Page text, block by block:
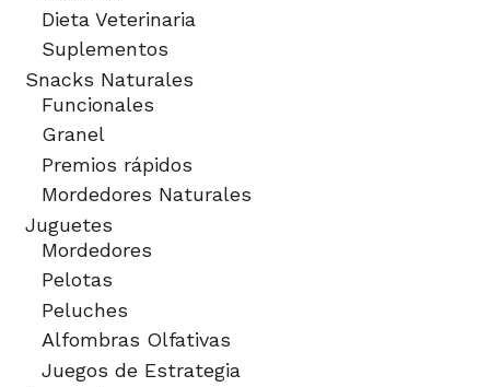
Dieta Veterinaria
Suplementos
Snacks Naturales
Funcionales
Granel
Premios rápidos
Mordedores Naturales
Juguetes
Mordedores
Pelotas
Peluches
Alfombras Olfativas
Juegos de Estrategia